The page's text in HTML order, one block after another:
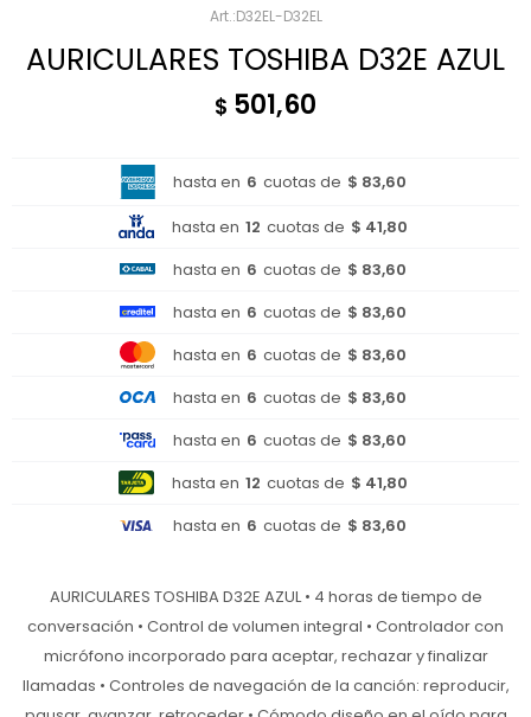
D32EL-D32EL
AURICULARES TOSHIBA D32E AZUL
$ 501,60
hasta en 6 cuotas de $ 83,60
hasta en 12 cuotas de $ 41,80
hasta en 6 cuotas de $ 83,60
hasta en 6 cuotas de $ 83,60
hasta en 6 cuotas de $ 83,60
hasta en 6 cuotas de $ 83,60
hasta en 6 cuotas de $ 83,60
hasta en 12 cuotas de $ 41,80
hasta en 6 cuotas de $ 83,60
AURICULARES TOSHIBA D32E AZUL • 4 horas de tiempo de
conversación • Control de volumen integral • Controlador con
micrófono incorporado para aceptar, rechazar y finalizar
llamadas • Controles de navegación de la canción: reproducir,